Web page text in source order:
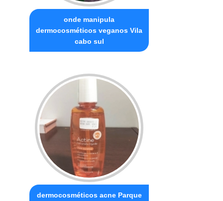
onde manipula
dermocosméticos veganos Vila
cabo sul
dermocosméticos acne Parque